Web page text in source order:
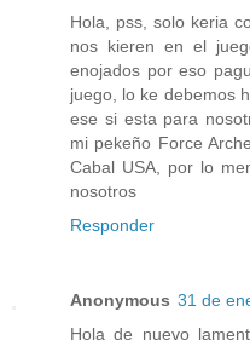
Hola, pss, solo keria
nos kieren en el
enojados por eso
juego, lo ke debemos
ese si esta para
mi pekeño Force
Cabal USA, por lo
nosotros
Responder
Anonymous 31 de
Hola de nuevo